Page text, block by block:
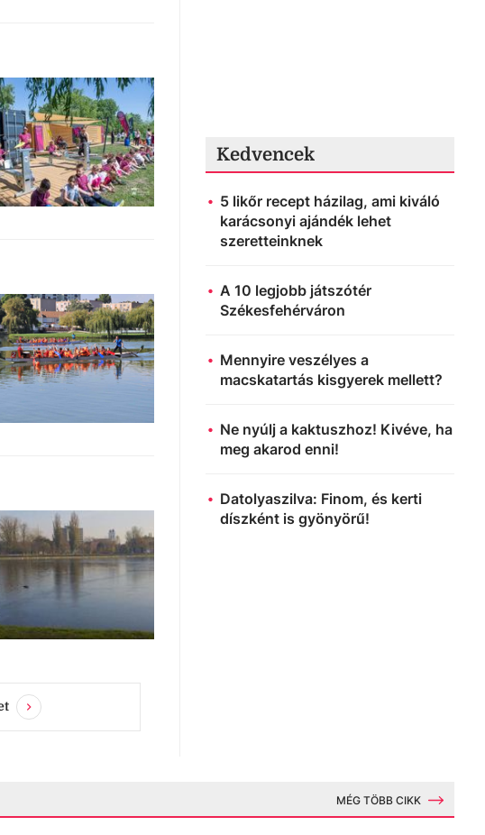
Kedvencek
5 likőr recept házilag, ami kiváló
karácsonyi ajándék lehet
szeretteinknek
A 10 legjobb játszótér
Székesfehérváron
Mennyire veszélyes a
macskatartás kisgyerek mellett?
Ne nyúlj a kaktuszhoz! Kivéve, ha
meg akarod enni!
Datolyaszilva: Finom, és kerti
díszként is gyönyörű!
MÉG TÖBB CIKK